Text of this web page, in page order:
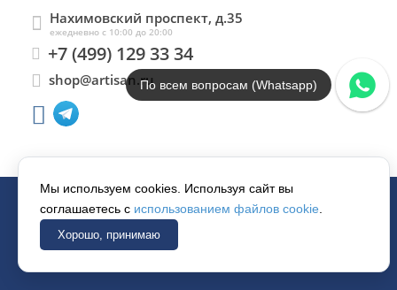
Нахимовский проспект, д.35
ежедневно с 10:00 до 20:00
+7 (499) 129 33 34
shop@artisan.ru
© 1997–2026 «АРТИСАН».
Все права защищены.
Мы используем cookies. Используя сайт вы
соглашаетесь с использованием файлов cookie
Хорошо, принимаю
По всем вопросам (Whatsapp)